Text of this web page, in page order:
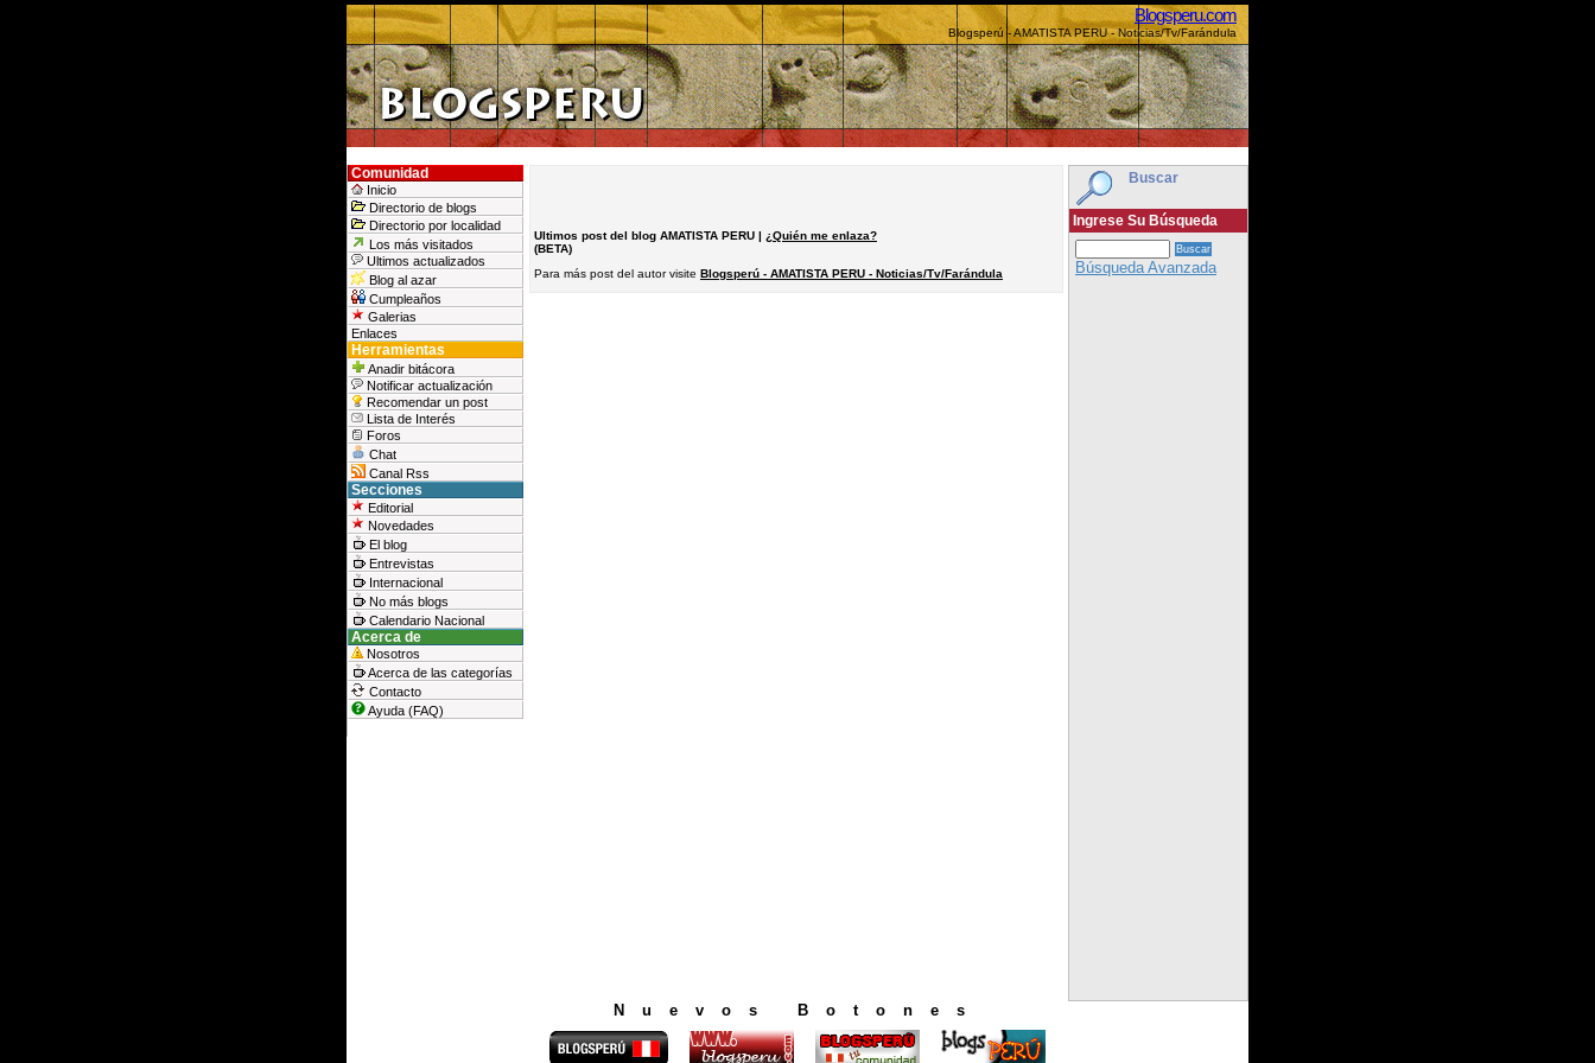
Blogsperu.com
Blogsperú - AMATISTA PERU - Noticias/Tv/Farándula
Buscar
Ingrese Su Búsqueda
Búsqueda Avanzada
Comunidad
Inicio
Directorio de blogs
Directorio por localidad
Los más visitados
Ultimos actualizados
Blog al azar
Cumpleaños
Galerias
Enlaces
Herramientas
Anadir bitácora
Notificar actualización
Recomendar un post
Lista de Interés
Foros
Chat
Canal Rss
Secciones
Editorial
Novedades
El blog
Entrevistas
Internacional
No más blogs
Calendario Nacional
Acerca de
Nosotros
Acerca de las categorías
Contacto
Ayuda (FAQ)
Ultimos post del blog AMATISTA PERU | ¿Quién me enlaza?
(BETA)
Para más post del autor visite Blogsperú - AMATISTA PERU - Noticias/Tv/Farándula
Nuevos Botones